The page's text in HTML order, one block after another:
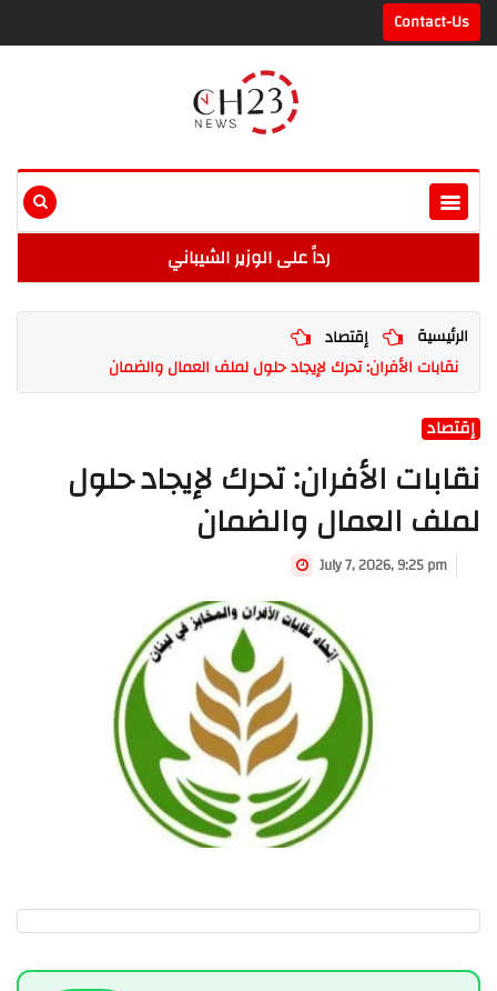
Contact-Us
رداً على الوزير الشيباني
الرئيسية
إقتصاد
نقابات الأفران: تحرك لإيجاد حلول لملف العمال والضمان
إقتصاد
نقابات الأفران: تحرك لإيجاد حلول
لملف العمال والضمان
July 7, 2026, 9:25 pm